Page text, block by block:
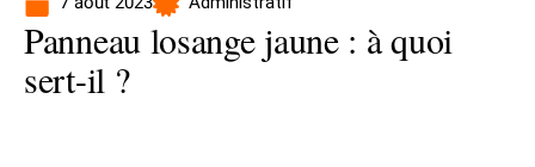
Panneau losange jaune : à quoi
sert-il ?